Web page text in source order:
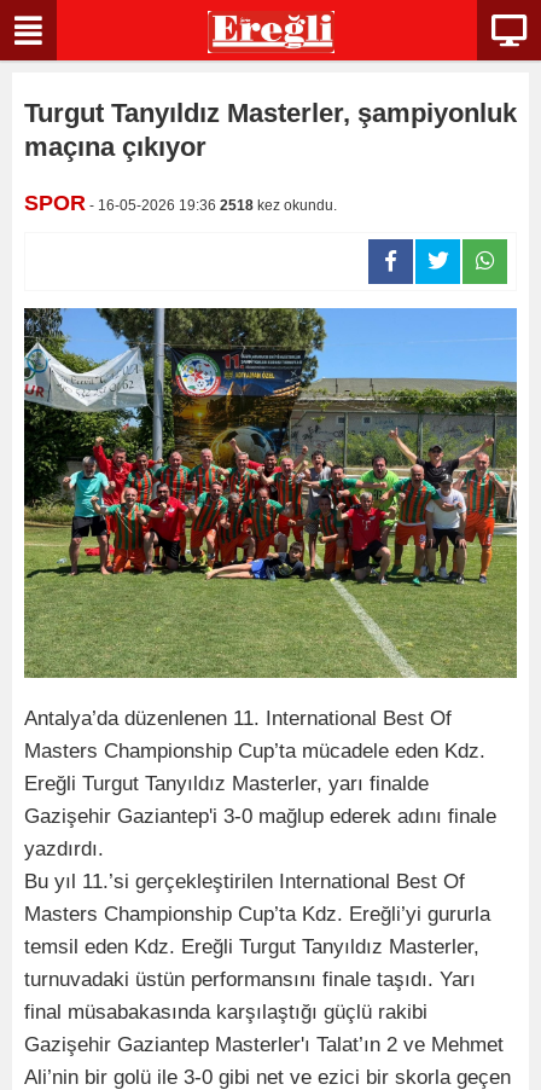
Turgut Tanyıldız Masterler, şampiyonluk
maçına çıkıyor
SPOR - 16-05-2026 19:36 2518 kez okundu.
Antalya’da düzenlenen 11. International Best Of
Masters Championship Cup’ta mücadele eden Kdz.
Ereğli Turgut Tanyıldız Masterler, yarı finalde
Gazişehir Gaziantep'i 3-0 mağlup ederek adını finale
yazdırdı.
Bu yıl 11.’si gerçekleştirilen International Best Of
Masters Championship Cup’ta Kdz. Ereğli’yi gururla
temsil eden Kdz. Ereğli Turgut Tanyıldız Masterler,
turnuvadaki üstün performansını finale taşıdı. Yarı
final müsabakasında karşılaştığı güçlü rakibi
Gazişehir Gaziantep Masterler'ı Talat’ın 2 ve Mehmet
Ali’nin bir golü ile 3-0 gibi net ve ezici bir skorla geçen